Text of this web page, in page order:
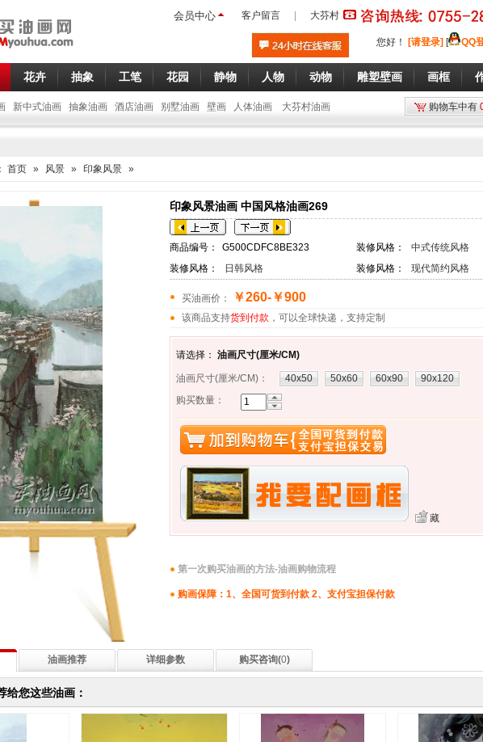
会员中心 客户留言 大芬村
您好 ！ [请登录] [ QQ
花卉 抽象 工笔 花园 静物 人物 动物 雕塑壁画 画框
新中式油画 抽象油画 酒店油画 别墅油画 壁画 人体油画 大芬村油画 购物车中有
首页 » 风景 » 印象风景 »
印象风景油画 中国风格油画269
商品编号： G500CDFC8BE323 装修风格：
中式传统风格
装修风格：
日韩风格 装修风格： 现代简约风格
买油画价： ￥260-￥900
该商品支持货到付款 ，可以全球快递，支持定制
请选择： 油画尺寸(厘米/CM)
油画尺寸(厘米/CM) ： 40x50 50x60 60x90
90x120
购买数量：
藏
第一次购买油画的方法-油画购物流程
购画保障：1、全国可货到付款 2、支付宝担保付款
油画推荐 详细参数 购买咨询(0)
给您这些油画：